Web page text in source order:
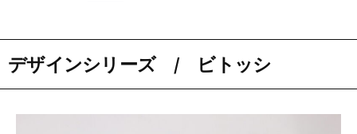
デザインシリーズ / ビトッシ